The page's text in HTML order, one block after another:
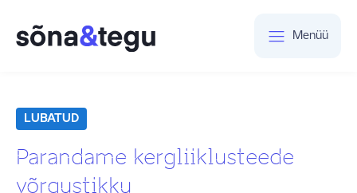
Menüü
LUBATUD
Parandame kergliiklusteede
võrgustikku